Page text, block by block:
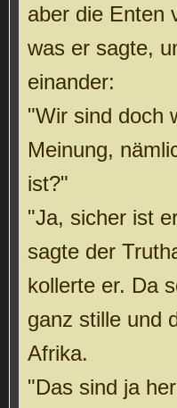
aber die Enten
was er sagte,
einander:
"Wir sind doch
Meinung,
ist?"
"Ja, sicher ist
sagte der
kollerte er. Da
ganz stille und
Afrika.
"Das sind ja